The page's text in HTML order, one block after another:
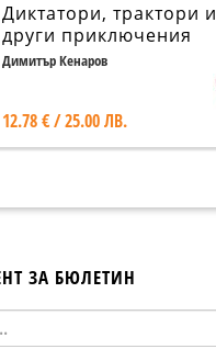
Диктатори, трактори и
други приключения
Димитър Кенаров
12.78 € / 25.00 ЛВ.
ЗА БЮЛЕТИН